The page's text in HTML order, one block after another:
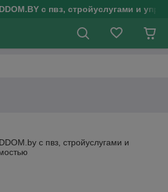
с пвз, стройуслугами и
с пвз, стройуслугами и